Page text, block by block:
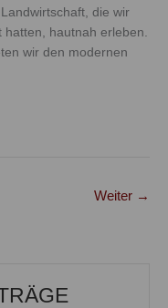
die wir
hautnah erleben.
wir den modernen
Weiter →